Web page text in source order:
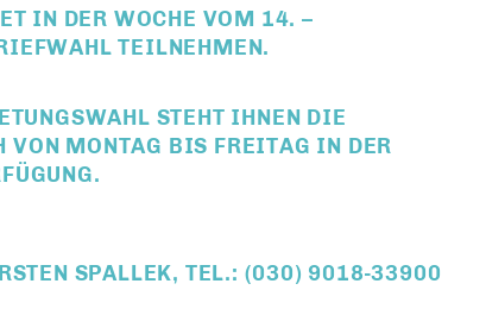
IN DER WOCHE VOM 14. –
TEILNEHMEN.
STEHT IHNEN DIE
MONTAG BIS FREITAG IN DER
SPALLEK, TEL.: (030) 9018-33900